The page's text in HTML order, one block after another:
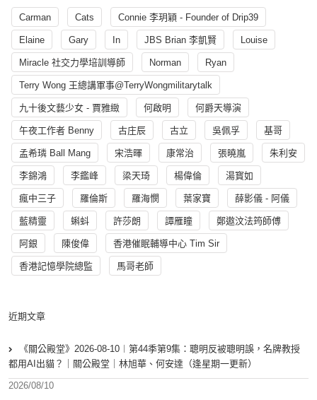
Carman Cats Connie 李玥穎 - Founder of Drip39
Elaine Gary In JBS Brian 李凱賢 Louise
Miracle 社交力學培訓導師 Norman Ryan
Terry Wong 王總講軍事@TerryWongmilitarytalk
九十後文藝少女 - 賈雅緻 何啟明 何爵天導演
午夜工作者 Benny 古庄辰 古立 吳佩孚 基哥
孟希璘 Ball Mang 宋浩暉 康常治 張曉嵐 朱利安
李錦鴻 李鑑峰 梁天琦 楊偉倫 湯寳如
瘋中三子 羅倫斯 羅海憫 葉家寶 薛影儀 - 阿儀
藍精靈 蝌蚪 許莎朗 譚雁瞳 鄭遨汶法筠師傅
阿銀 陳俊偉 香港催眠輔導中心 Tim Sir
香港記憶學院總監 馬哥老師
近期文章
《關公殿堂》2026-08-10︱第44季第9集：聰明反被聰明誤，名牌教授
都用AI出貓？｜關公殿堂｜林旭華、何安達（逢星期一更新）
2026/08/10